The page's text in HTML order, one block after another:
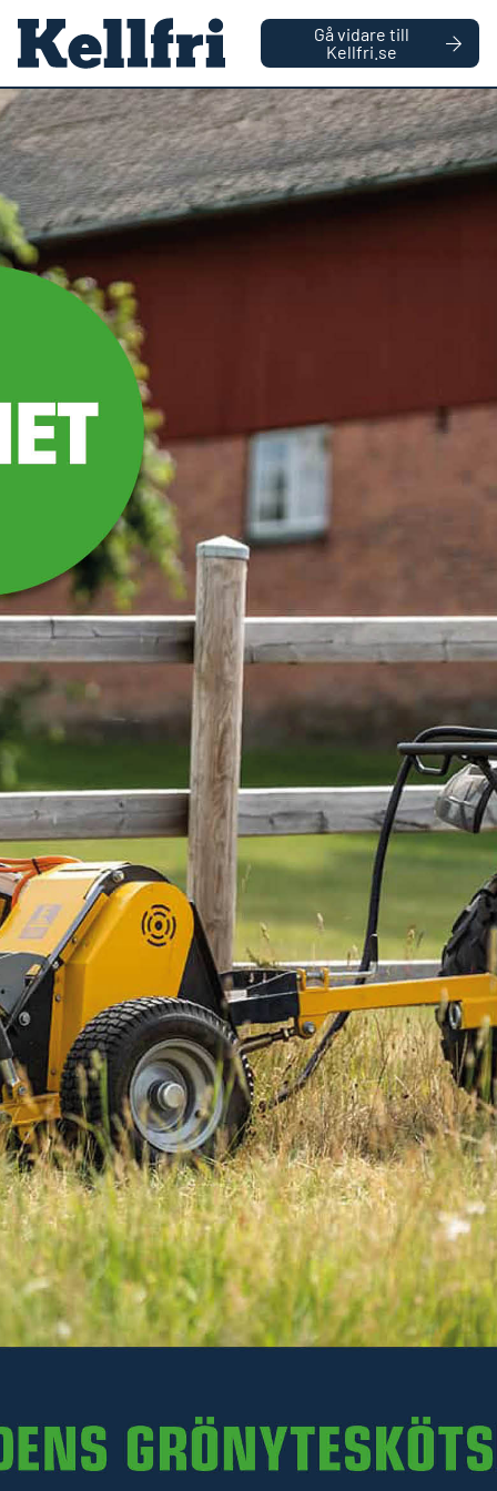
Gå vidare till
Kellfri.se
FÖRETAG | PRIVATPERSON
Antal
Startsida Reservdelar Låsmutter M42 2017-
LÅSMUTTER M42
2017-
Passar till Släntklippare WKL140, WKL180,
WKL220, SK180.
Läs mer
369 kr
Inkl. moms
I lager
- +
LÄGG I VARUKORGEN